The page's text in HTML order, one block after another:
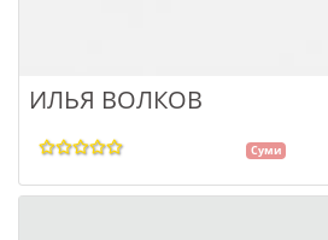
ИЛЬЯ ВОЛКОВ
Суми